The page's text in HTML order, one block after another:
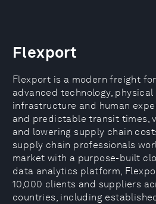
Flexport
Flexport is a modern freight
advanced technology,
infrastructure and human
and predictable transit times,
and lowering supply chain
supply chain professionals
market with a purpose-built
data analytics platform,
10,000 clients and suppliers
countries, including